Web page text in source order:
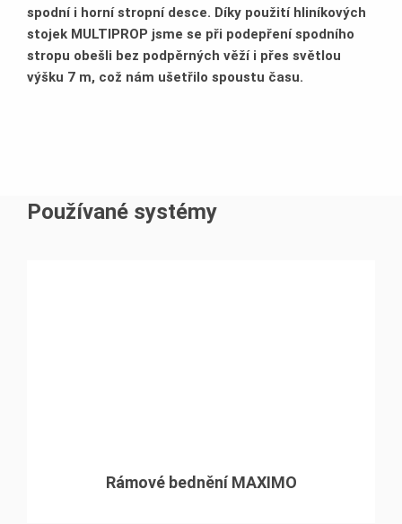
spodní i horní stropní desce. Díky použití hliníkových
stojek MULTIPROP jsme se při podepření spodního
stropu obešli bez podpěr­ných věží i přes světlou
výšku 7 m, což nám ušetřilo spoustu času.
Používané systémy
Rámové bednění MAXIMO